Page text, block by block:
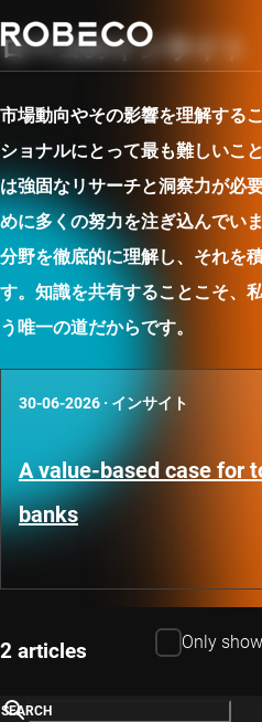
ロベコのインサイト
市場動向やその影響を理解する
ショナルにとって最も難しいこ
は強固なリサーチと洞察力が必
めに多くの努力を注ぎ込んでい
分野を徹底的に理解し、それを
す。知識を共有することこそ、
う唯一の道だからです。
30-06-2026 · インサイト
A value-based case for
banks
2 articles Only
SEARCH